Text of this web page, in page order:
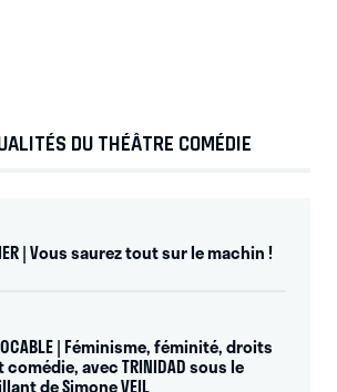
DU THÉÂTRE COMÉDIE
| Vous saurez tout sur le machin !
| Féminisme, féminité, droits
avec TRINIDAD sous le